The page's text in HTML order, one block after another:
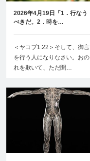
2026年4月19日「1．行なう
べきだ。2．時を…
＜ヤコブ1:22＞そして、御言
を行う人になりなさい。おの
れを欺いて、ただ聞…